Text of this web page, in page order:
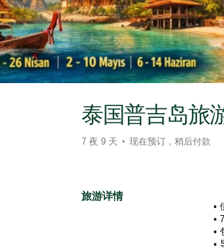
泰国普吉岛旅
7 夜 9 天 现在预订，稍后付款
旅游详情
•
•
•
•